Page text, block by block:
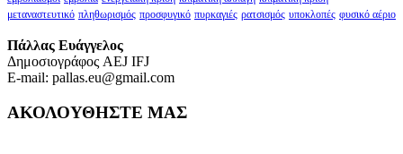
μεταναστευτικό πληθωρισμός προσφυγικό πυρκαγιές ρατσισμός υποκλοπές φυσικό αέριο
Πάλλας Ευάγγελος
Δημοσιογράφος AEJ ΙFJ
E-mail: pallas.eu@gmail.com
ΑΚΟΛΟΥΘΗΣΤΕ ΜΑΣ